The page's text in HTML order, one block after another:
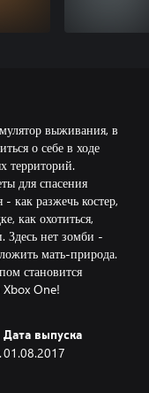
выживания, в
о себе в ходе
территорий.
для спасения
как разжечь костер,
как охотиться,
Здесь нет зомби -
мать-природа.
становится
Xbox One!
Дата выпуска
01.08.2017